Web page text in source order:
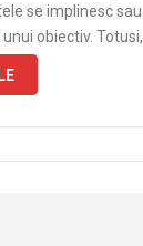
se implinesc
obiectiv.
dorinte sa